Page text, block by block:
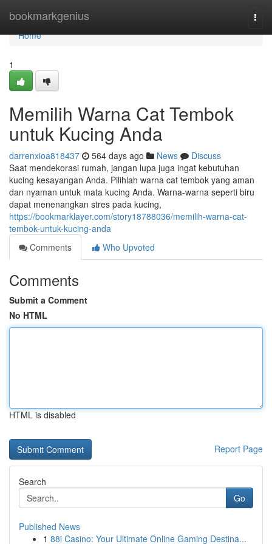
bookmarkgenius
Home
Home
1
Memilih Warna Cat Tembok
untuk Kucing Anda
darrenxioa818437 564 days ago News
Discuss
Saat mendekorasi rumah, jangan lupa juga ingat kebutuhan
kucing kesayangan Anda. Pilihlah warna cat tembok yang aman
dan nyaman untuk mata kucing Anda. Warna-warna seperti biru
dapat menenangkan stres pada kucing,
https://bookmarklayer.com/story18788036/memilih-warna-cat-
tembok-untuk-kucing-anda
Comments
Who Upvoted
Comments
Submit a Comment
No HTML
HTML is disabled
Report Page
Search
Go
Published News
1 88i Casino: Your Ultimate Online Gaming Destina...